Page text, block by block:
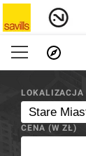
INVESTMAP.PL
LOKALIZACJA
CENA (W ZŁ)